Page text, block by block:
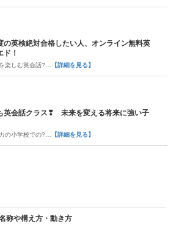
の英検絶対合格したい人、オンライン無料英
！
楽しむ英会話?… 【詳細を見る】
英会話クラス❣ 未来を変える将来に強い子
の小学校での?… 【詳細を見る】
称や構え方・動き方